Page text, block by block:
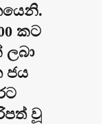
කට
ලබා
ජය
වූ